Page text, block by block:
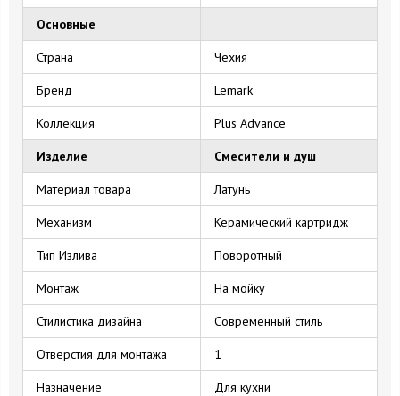
Основные
Страна Чехия
Бренд Lemark
Коллекция Plus Advance
Изделие Смесители и душ
Материал товара Латунь
Механизм Керамический картридж
Тип Излива Поворотный
Монтаж На мойку
Стилистика дизайна Современный стиль
Отверстия для монтажа 1
Назначение Для кухни